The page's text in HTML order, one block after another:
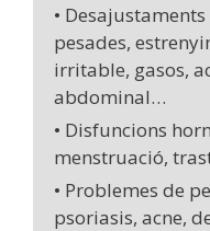
•
pesades,
irritable, gasos,
abdominal…
• Disfuncions
menstruació,
• Problemes de
psoriasis, acne,